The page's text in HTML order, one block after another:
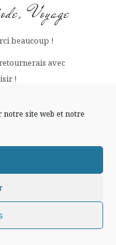
notre site web et notre
Voyage
beaucoup !
retournerais avec
!